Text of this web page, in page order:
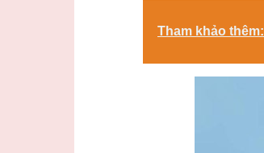
Tham khảo thêm: